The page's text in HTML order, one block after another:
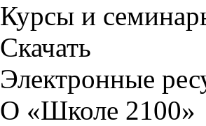
Курсы и
Скачать
Электронные
О «Школе 2100»